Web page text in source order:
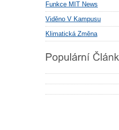
Funkce MIT News
Viděno V Kampusu
Klimatická Změna